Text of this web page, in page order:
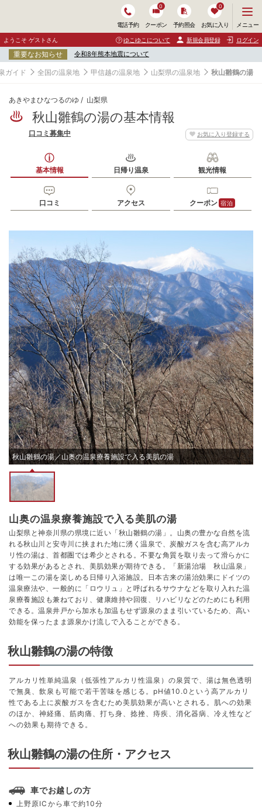
電話予約 クーポン
0
予約照会 お気に入り
0
ニ
ュ
ー
開
く
メニュー
ようこそ ゲストさん ゆこゆこについて 新規会員登録 ログイン
重要なお知らせ 令和8年熊本地震について
ガイド 全国の温泉地 甲信越の温泉地 山梨県の温泉地 秋山雛鶴の湯
あきやまひなつるのゆ 山梨県
秋山雛鶴の湯の基本情報
お気に入り登録する
口コミ募集中
基本情報 日帰り温泉 観光情報
口コミ アクセス クーポン 宿泊
秋山雛鶴の湯／山奥の温泉療養施設で入る美肌の湯
山奥の温泉療養施設で入る美肌の湯
山梨県と神奈川県の県境に近い「秋山雛鶴の湯」。山奥の豊かな自然を流
れる秋山川と安寺川に挟まれた地に湧く温泉で、炭酸ガスを含む高アルカ
リ性の湯は、首都圏では希少とされる。不要な角質を取り去って滑らかに
する効果があるとされ、美肌効果が期待できる。「新湯治場 秋山温泉」
は唯一この湯を楽しめる日帰り入浴施設。日本古来の湯治効果にドイツの
温泉療法や、一般的に「ロウリュ」と呼ばれるサウナなどを取り入れた温
泉療養施設も兼ねており、健康維持や回復、リハビリなどのためにも利用
できる。温泉井戸から加水も加温もせず源泉のまま引いているため、高い
効能を保ったまま源泉かけ流しで入ることができる。
秋山雛鶴の湯の特徴
アルカリ性単純温泉（低張性アルカリ性温泉）の泉質で、湯は無色透明
で無臭、飲泉も可能で若干苦味を感じる。pH値10.0という高アルカリ
性である上に炭酸ガスを含むため美肌効果が高いとされる。肌への効果
のほか、神経痛、筋肉痛、打ち身、捻挫、痔疾、消化器病、冷え性など
への効果も期待できる。
秋山雛鶴の湯の住所・アクセス
車でお越しの方
上野原ICから車で約10分